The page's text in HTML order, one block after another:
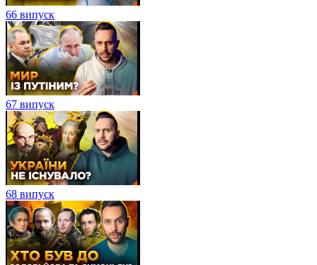
66 випуск
67 випуск
68 випуск